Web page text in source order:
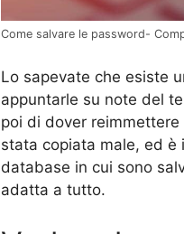
Come salvare le password-
Lo sapevate che esiste
appuntarle su note del
poi di dover
stata copiata male, ed è
database in cui sono
adatta a tutto.